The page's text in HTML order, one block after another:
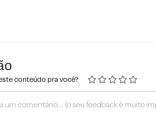
conteúdo pra você?